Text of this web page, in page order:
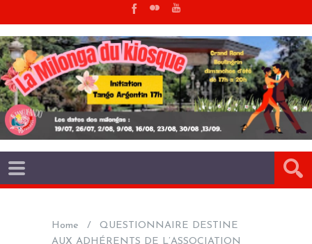
Home
QUESTIONNAIRE DESTINE
AUX ADHÉRENTS DE L’ASSOCIATION